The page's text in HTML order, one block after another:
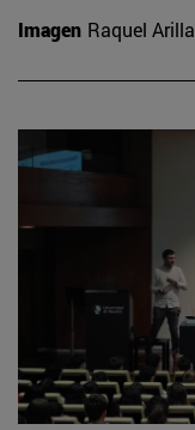
Imagen Raquel Arilla